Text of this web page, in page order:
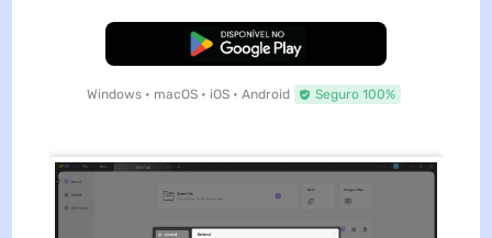
Baixar Grátis
Windows • macOS • iOS • Android Seguro 100%